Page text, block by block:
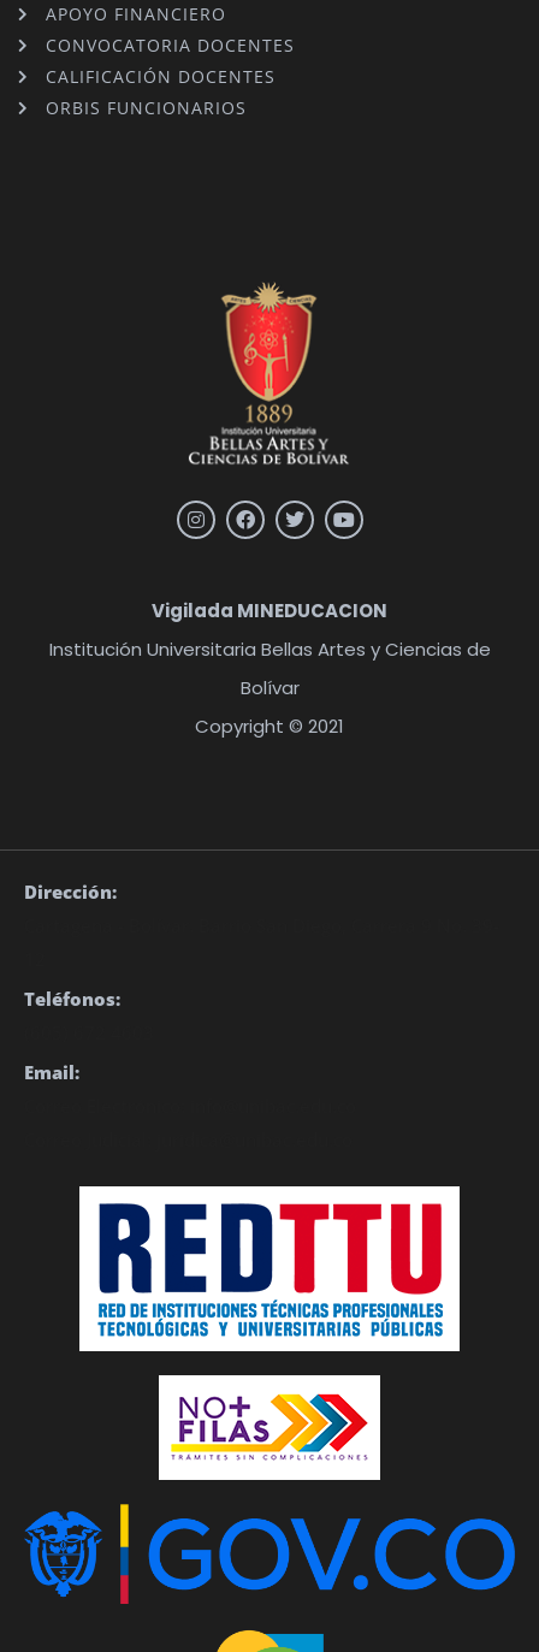
APOYO FINANCIERO
CONVOCATORIA DOCENTES
CALIFICACIÓN DOCENTES
ORBIS FUNCIONARIOS
Vigilada MINEDUCACION
Institución Universitaria Bellas Artes y Ciencias de
Bolívar
Copyright © 2021
Dirección:
Teléfonos:
Email: